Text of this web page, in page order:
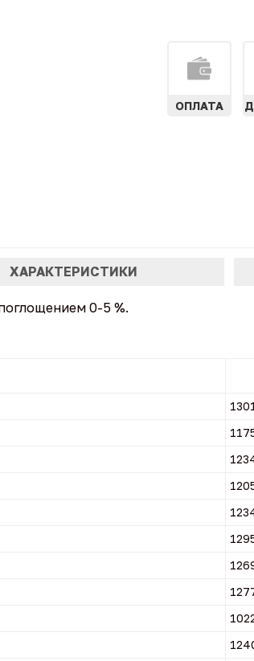
ОПЛАТА
ХАРАКТЕРИСТИКИ
0-5 %.